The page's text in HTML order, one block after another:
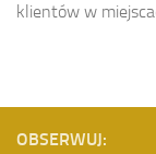
klientów w
OBSERWUJ: